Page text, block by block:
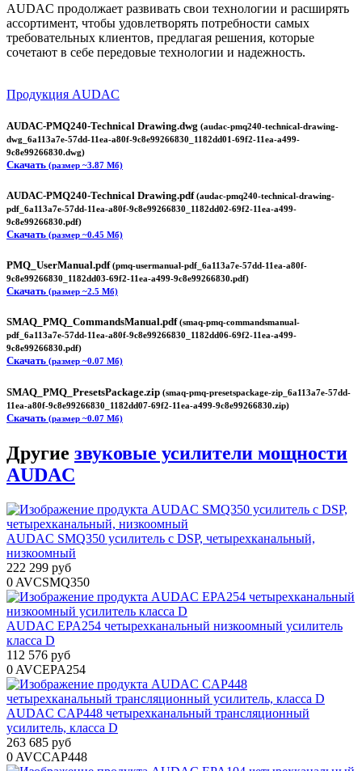
AUDAC продолжает развивать свои технологии и расширять
ассортимент, чтобы удовлетворять потребности самых
требовательных клиентов, предлагая решения, которые
сочетают в себе передовые технологии и надежность.
Продукция AUDAC
AUDAC-PMQ240-Technical Drawing.dwg (audac-pmq240-technical-drawing-
dwg_6a113a7e-57dd-11ea-a80f-9c8e99266830_1182dd01-69f2-11ea-a499-
9c8e99266830.dwg)
Скачать (размер ~3.87 Мб)
AUDAC-PMQ240-Technical Drawing.pdf(audac-pmq240-technical-drawing-
pdf_6a113a7e-57dd-11ea-a80f-9c8e99266830_1182dd02-69f2-11ea-a499-
9c8e99266830.pdf)
Скачать (размер ~0.45 Мб)
PMQ_UserManual.pdf(pmq-usermanual-pdf_6a113a7e-57dd-11ea-a80f-
9c8e99266830_1182dd03-69f2-11ea-a499-9c8e99266830.pdf)
Скачать (размер ~2.5 Мб)
SMAQ_PMQ_CommandsManual.pdf(smaq-pmq-commandsmanual-
pdf_6a113a7e-57dd-11ea-a80f-9c8e99266830_1182dd06-69f2-11ea-a499-
9c8e99266830.pdf)
Скачать (размер ~0.07 Мб)
SMAQ_PMQ_PresetsPackage.zip (smaq-pmq-presetspackage-zip_6a113a7e-57dd-
11ea-a80f-9c8e99266830_1182dd07-69f2-11ea-a499-9c8e99266830.zip)
Скачать (размер ~0.07 Мб)
Другие звуковые усилители мощности
AUDAC
AUDAC SMQ350 усилитель с DSP, четырехканальный,
низкоомный
222 299 руб
0 AVCSMQ350
AUDAC EPA254 четырехканальный низкоомный усилитель
класса D
112 576 руб
0 AVCEPA254
AUDAC CAP448 четырехканальный трансляционный
усилитель, класса D
263 685 руб
0 AVCCAP448